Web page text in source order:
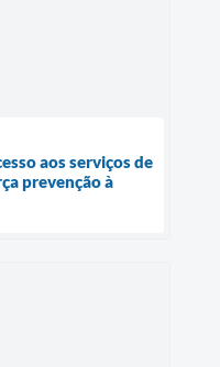
aos serviços de
prevenção à